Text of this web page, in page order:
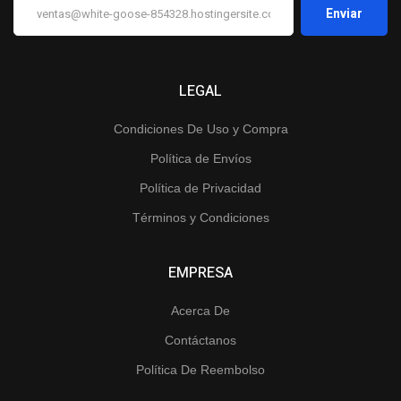
LEGAL
Condiciones De Uso y Compra
Política de Envíos
Política de Privacidad
Términos y Condiciones
EMPRESA
Acerca De
Contáctanos
Política De Reembolso